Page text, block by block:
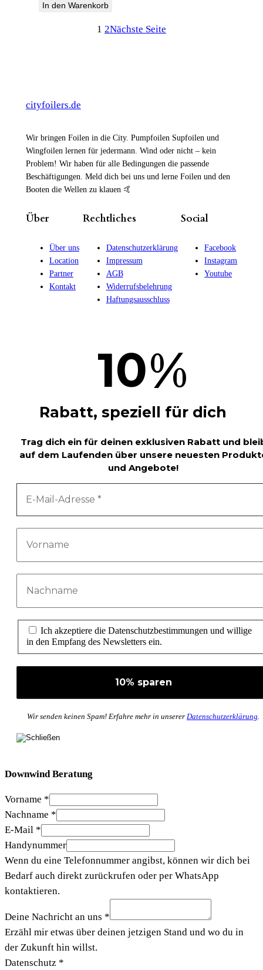
In den Warenkorb
1 2Nächste Seite
cityfoilers.de
Wir bringen Foilen in die City. Pumpfoilen Supfoilen und
Wingfoilen lernen für jedermann. Wind oder nicht – kein
Problem! Wir haben für alle Bedingungen die passende
Beschäftigungen. Meld dich bei uns und lerne Foilen und den
Booten die Wellen zu klauen 🤙
Über
Über uns
Location
Partner
Kontakt
Rechtliches
Datenschutzerklärung
Impressum
AGB
Widerrufsbelehrung
Haftungsausschluss
Social
Facebook
Instagram
Youtube
10%
Rabatt, speziell für dich
Trag dich ein für deinen exklusiven Rabatt und
auf dem Laufenden über unsere neuesten
und Angebote!
Ich akzeptiere die Datenschutzbestimmungen und willige
in den Empfang des Newsletters ein.
Wir senden keinen Spam! Erfahre mehr in unserer Datenschutzerklärung.
Downwind Beratung
Vorname *
Nachname *
E-Mail *
Handynummer
Wenn du eine Telefonnummer angibst, können wir dich bei
Bedarf auch direkt zurückrufen oder per WhatsApp
kontaktieren.
Deine Nachricht an uns *
Erzähl mir etwas über deinen jetzigen Stand und wo du in
der Zukunft hin willst.
Datenschutz *